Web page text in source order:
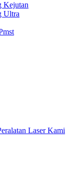
Kejutan
Ultra
Laser Kami